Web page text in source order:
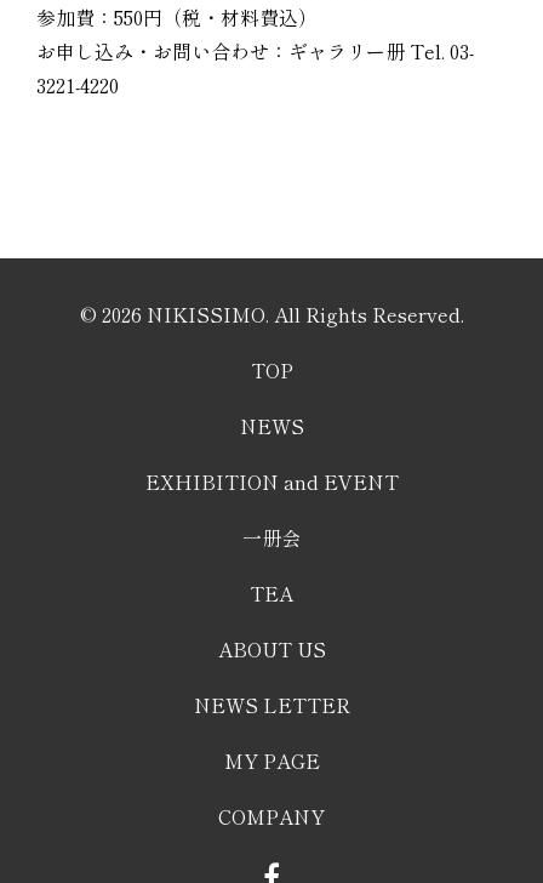
参加費：550円（税・材料費込）
お申し込み・お問い合わせ：ギャラリー册 Tel. 03-
3221-4220
© 2026 NIKISSIMO. All Rights Reserved.
TOP
NEWS
EXHIBITION and EVENT
一册会
TEA
ABOUT US
NEWS LETTER
MY PAGE
COMPANY